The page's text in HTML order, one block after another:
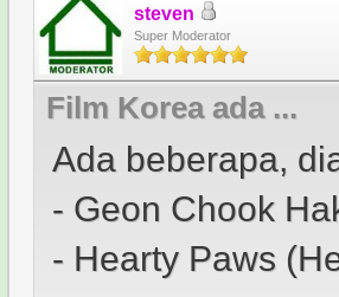
steven
Super Moderator
Film Korea ada ...
Ada beberapa,
- Geon Chook
- Hearty Paws